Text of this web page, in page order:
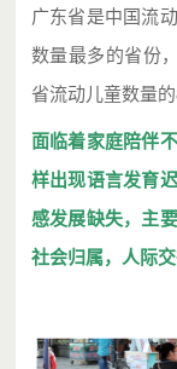
广东省是中国流
数量最多的省份
省流动儿童数量的
面临着家庭陪伴
样出现语言发育
感发展缺失，主
社会归属，人际交